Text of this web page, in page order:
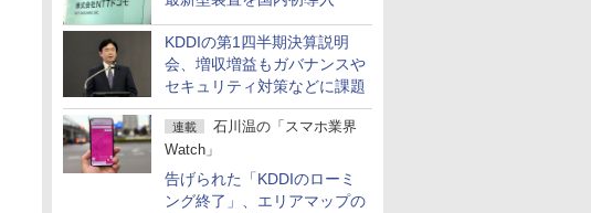
KDDIの第1四半期決算説明
会、増収増益もガバナンスや
セキュリティ対策などに課題
連載
石川温の「スマホ業界
Watch」
告げられた「KDDIのローミ
ング終了」、エリアマップの